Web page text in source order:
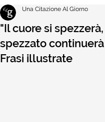
"Il cuore si
spezzato
Frasi illustrate
Una Citazione Al Giorno